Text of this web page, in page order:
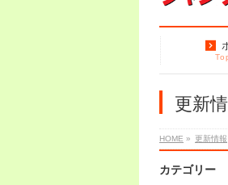
更新
HOME » 更新情報
カテゴリー